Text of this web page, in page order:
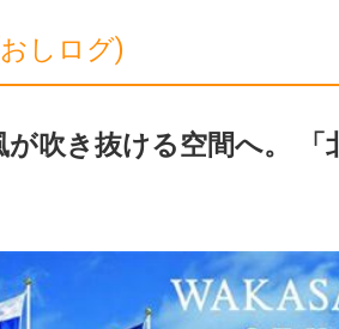
しログ)
吹き抜ける空間へ。 「